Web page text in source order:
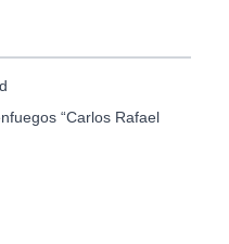
“Carlos Rafael